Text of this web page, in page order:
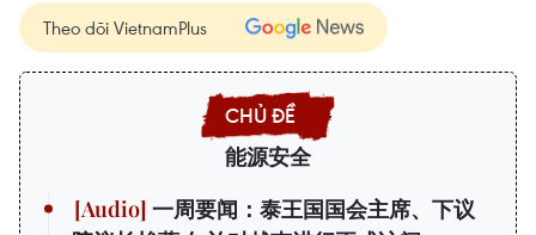
Theo dõi VietnamPlus
能源安全
一周要闻：泰王国国会主席、下议